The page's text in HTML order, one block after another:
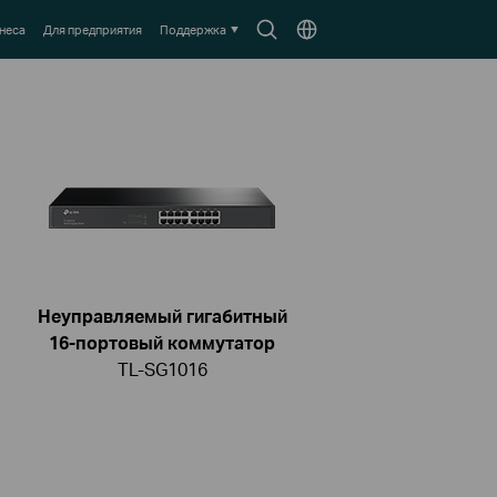
SearchВыберите
Для предприятия Поддержка
Неуправляемый гигабитный
16-портовый коммутатор
TL-SG1016